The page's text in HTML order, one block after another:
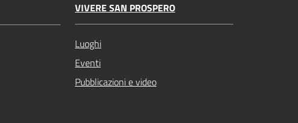
VIVERE SAN PROSPERO
Luoghi
Eventi
Pubblicazioni e video